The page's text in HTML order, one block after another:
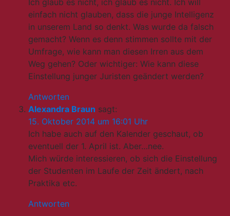
einfach nicht glauben, dass die junge Intelligenz
in unserem Land so denkt. Was wurde da falsch
gemacht? Wenn es denn stimmen sollte mit der
Umfrage, wie kann man diesen Irren aus dem
Weg gehen? Oder wichtiger: Wie kann diese
Einstellung junger Juristen geändert werden?
Antworten
Alexandra Braun sagt:
15. Oktober 2014 um 16:01 Uhr
Ich habe auch auf den Kalender geschaut, ob
eventuell der 1. April ist. Aber…nee.
Mich würde interessieren, ob sich die Einstellung
der Studenten im Laufe der Zeit ändert, nach
Praktika etc.
Antworten